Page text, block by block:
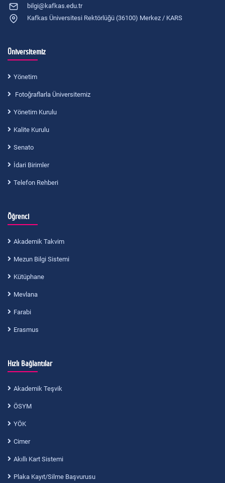
bilgi@kafkas.edu.tr
Kafkas Üniversitesi Rektörlüğü (36100) Merkez / KARS
Üniversitemiz
Yönetim
Fotoğraflarla Üniversitemiz
Yönetim Kurulu
Kalite Kurulu
Senato
İdari Birimler
Telefon Rehberi
Öğrenci
Akademik Takvim
Mezun Bilgi Sistemi
Kütüphane
Mevlana
Farabi
Erasmus
Hızlı Bağlantılar
Akademik Teşvik
ÖSYM
YÖK
Cimer
Akıllı Kart Sistemi
Plaka Kayıt/Silme Başvurusu